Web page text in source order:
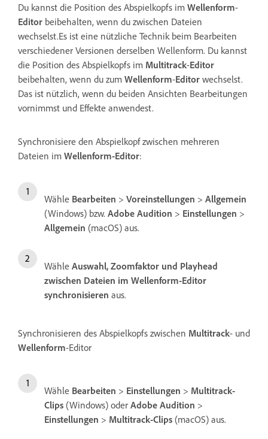
Du kannst die Position des Abspielkopfs im Wellenform-
Editor beibehalten, wenn du zwischen Dateien
wechselst.Es ist eine nützliche Technik beim Bearbeiten
verschiedener Versionen derselben Wellenform. Du kannst
die Position des Abspielkopfs im Multitrack-Editor
beibehalten, wenn du zum Wellenform-Editor wechselst.
Das ist nützlich, wenn du beiden Ansichten Bearbeitungen
vornimmst und Effekte anwendest.
Synchronisiere den Abspielkopf zwischen mehreren
Dateien im Wellenform-Editor:
Wähle Bearbeiten > Voreinstellungen > Allgemein
(Windows) bzw. Adobe Audition > Einstellungen >
Allgemein (macOS) aus.
Wähle Auswahl, Zoomfaktor und Playhead
zwischen Dateien im Wellenform-Editor
synchronisieren aus.
Synchronisieren des Abspielkopfs zwischen Multitrack- und
Wellenform-Editor
Wähle Bearbeiten > Einstellungen > Multitrack-
Clips (Windows) oder Adobe Audition >
Einstellungen > Multitrack-Clips (macOS) aus.